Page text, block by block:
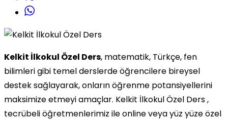
Kelkit İlkokul Özel Ders, matematik, Türkçe, fen
bilimleri gibi temel derslerde öğrencilere bireysel
destek sağlayarak, onların öğrenme potansiyellerini
maksimize etmeyi amaçlar. Kelkit İlkokul Özel Ders ,
tecrübeli öğretmenlerimiz ile online veya yüz yüze özel